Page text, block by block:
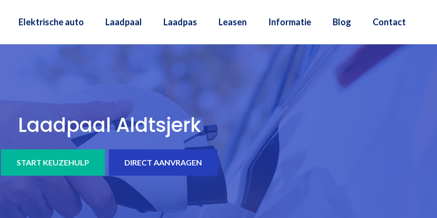
Elektrische auto Laadpaal Laadpas Leasen Informatie Blog Contact
Laadpaal Aldtsjerk
START KEUZEHULP DIRECT AANVRAGEN